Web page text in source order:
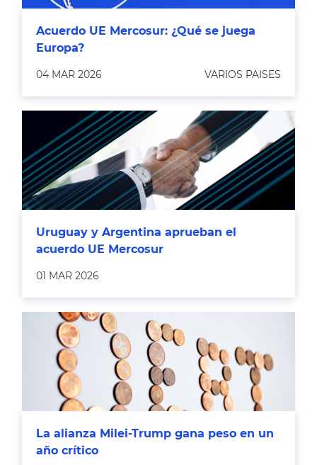
Acuerdo UE Mercosur: ¿Qué se juega
Europa?
04 MAR 2026 VARIOS PAISES
Uruguay y Argentina aprueban el
acuerdo UE Mercosur
01 MAR 2026
La alianza Milei-Trump gana peso en un
año crítico